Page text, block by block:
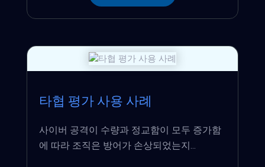
타협 평가 사용 사례
사이버 공격이 수량과 정교함이 모두 증가함
에 따라 조직은 방어가 손상되었는지...